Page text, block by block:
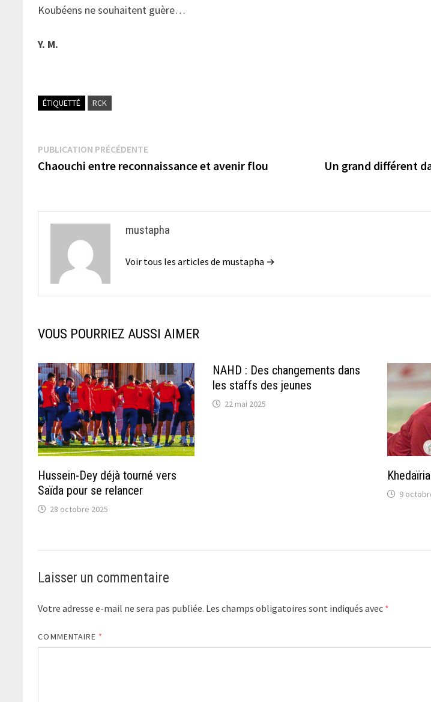
Koubéens ne souhaitent guère…
Y. M.
ÉTIQUETTÉ RCK
Navigation
de
PUBLICATION PRÉCÉDENTEPublication
précédente :
Chaouchi entre reconnaissance et avenir flou Un grand différent
mustapha
Voir tous les articles de mustapha →
VOUS POURRIEZ AUSSI AIMER
Hussein-Dey déjà tourné vers
Saïda pour se relancer
28 octobre 2025
NAHD : Des changements dans
les staffs des jeunes
22 mai 2025
9
Laisser un commentaire
Votre adresse e-mail ne sera pas publiée. Les champs obligatoires sont indiqués avec *
COMMENTAIRE *